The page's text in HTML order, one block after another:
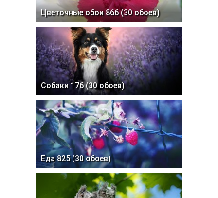
Цветочные обои 866 (30 обоев)
Собаки 176 (30 обоев)
Еда 825 (30 обоев)